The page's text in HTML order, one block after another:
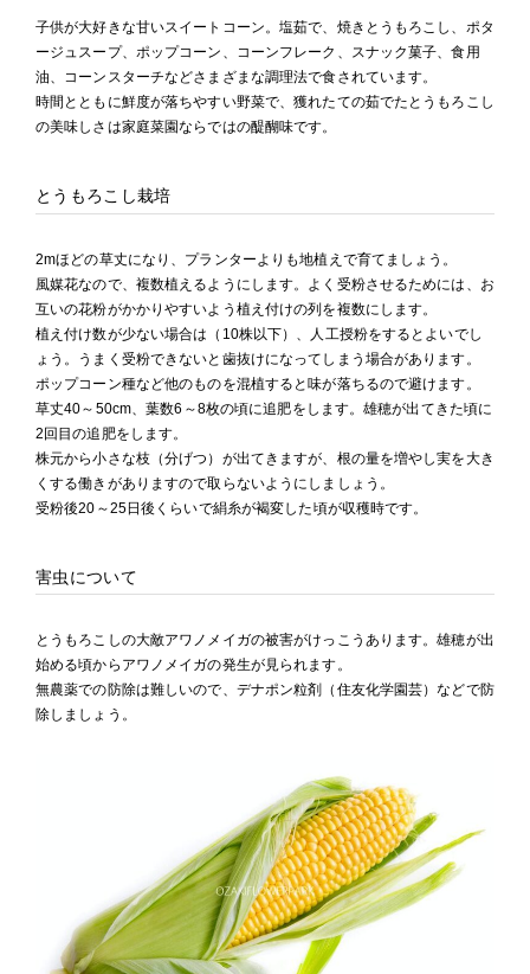
子供が大好きな甘いスイートコーン。塩茹で、焼きとうもろこし、ポタ
ージュスープ、ポップコーン、コーンフレーク、スナック菓子、食用
油、コーンスターチなどさまざまな調理法で食されています。
時間とともに鮮度が落ちやすい野菜で、獲れたての茹でたとうもろこし
の美味しさは家庭菜園ならではの醍醐味です。
とうもろこし栽培
2mほどの草丈になり、プランターよりも地植えで育てましょう。
風媒花なので、複数植えるようにします。よく受粉させるためには、お
互いの花粉がかかりやすいよう植え付けの列を複数にします。
植え付け数が少ない場合は（10株以下）、人工授粉をするとよいでし
ょう。うまく受粉できないと歯抜けになってしまう場合があります。
ポップコーン種など他のものを混植すると味が落ちるので避けます。
草丈40～50cm、葉数6～8枚の頃に追肥をします。雄穂が出てきた頃に
2回目の追肥をします。
株元から小さな枝（分げつ）が出てきますが、根の量を増やし実を大き
くする働きがありますので取らないようにしましょう。
受粉後20～25日後くらいで絹糸が褐変した頃が収穫時です。
害虫について
とうもろこしの大敵アワノメイガの被害がけっこうあります。雄穂が出
始める頃からアワノメイガの発生が見られます。
無農薬での防除は難しいので、デナポン粒剤（住友化学園芸）などで防
除しましょう。